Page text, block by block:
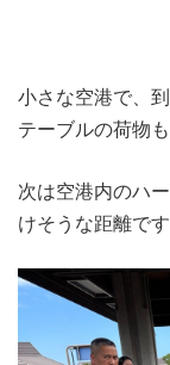
小さな空港で、
テーブルの荷物
次は空港内のハ
けそうな距離で